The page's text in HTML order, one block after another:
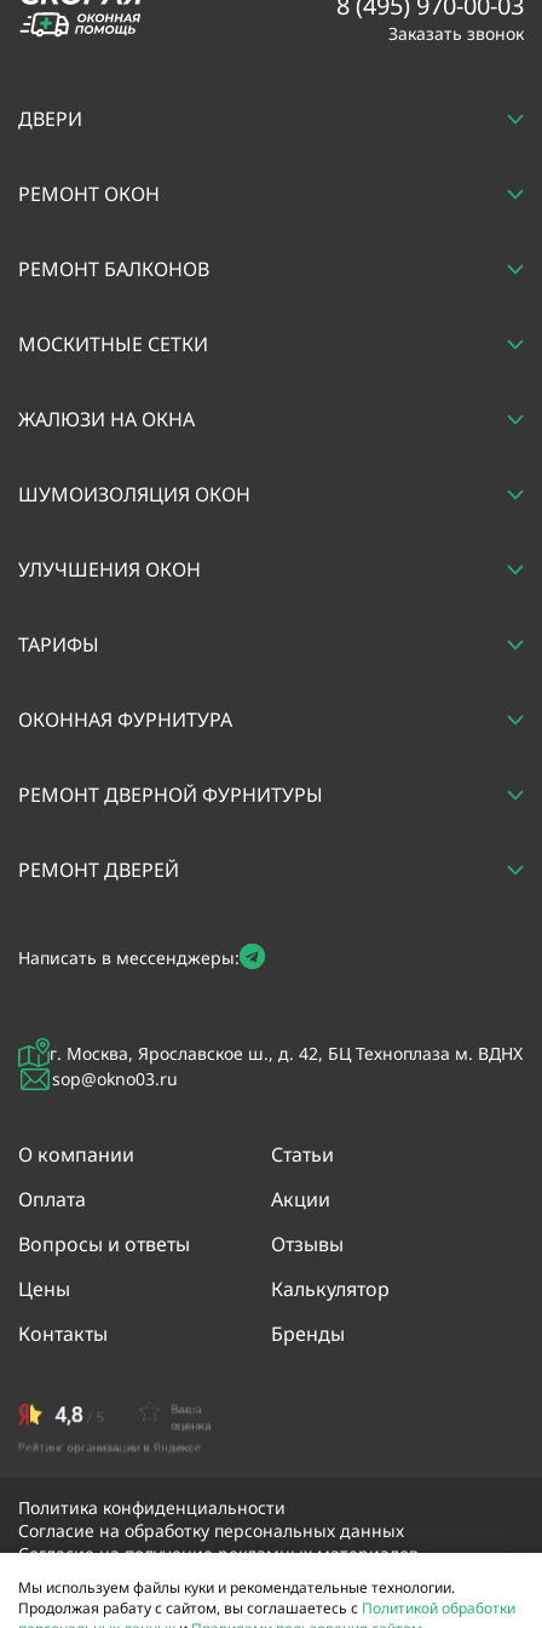
Заказать звонок
г. Москва, Ярославское ш., д. 42, БЦ Техноплаза м. ВДНХ
sop@okno03.ru
О компании
Статьи
Оплата
Акции
Вопросы и ответы
Отзывы
Цены
Калькулятор
Контакты
Бренды
Написать в мессенджеры:
ДВЕРИ
РЕМОНТ ОКОН
РЕМОНТ БАЛКОНОВ
МОСКИТНЫЕ СЕТКИ
ЖАЛЮЗИ НА ОКНА
ШУМОИЗОЛЯЦИЯ ОКОН
УЛУЧШЕНИЯ ОКОН
ТАРИФЫ
ОКОННАЯ ФУРНИТУРА
РЕМОНТ ДВЕРНОЙ ФУРНИТУРЫ
РЕМОНТ ДВЕРЕЙ
Политика конфиденциальности
Согласие на обработку персональных данных
Согласие на получение рекламных материалов
© 2026 Скорая оконная помощь. Все права защищены.
Мы используем файлы куки и рекомендательные технологии.
Продолжая рабату с сайтом, вы соглашаетесь с Политикой обработки